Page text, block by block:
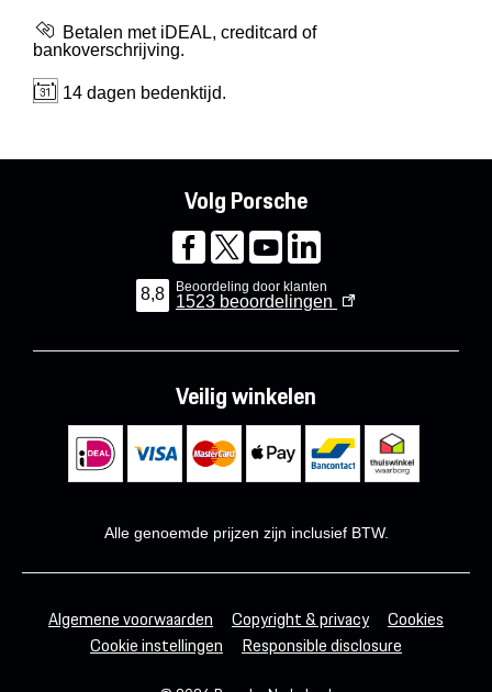
Betalen met iDEAL, creditcard of
bankoverschrijving.
14 dagen bedenktijd.
Volg Porsche
8,8 Beoordeling door klanten
1523 beoordelingen
Veilig winkelen
Alle genoemde prijzen zijn inclusief BTW.
Algemene voorwaarden Copyright & privacy
Cookies
Cookie instellingen
Responsible disclosure